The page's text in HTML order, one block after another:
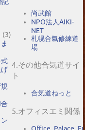
(3)
尚武館
NPO法人AIKI-
NET
札幌合氣修練道
場
4.その他合気道サイ
ト
合気道ねっと
5.オフィスエミ関係